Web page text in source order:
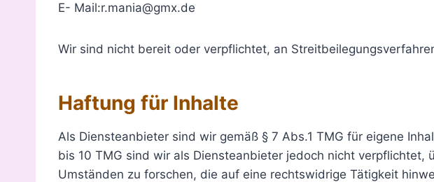
E- Mail:r.mania@gmx.de
Wir sind nicht bereit oder verpflichtet, an
Haftung für Inhalte
Als Diensteanbieter sind wir gemäß § 7 Abs.1 TMG für eigene
bis 10 TMG sind wir als Diensteanbieter jedoch nicht
Umständen zu forschen, die auf eine rechtswidrige Tätigkeit